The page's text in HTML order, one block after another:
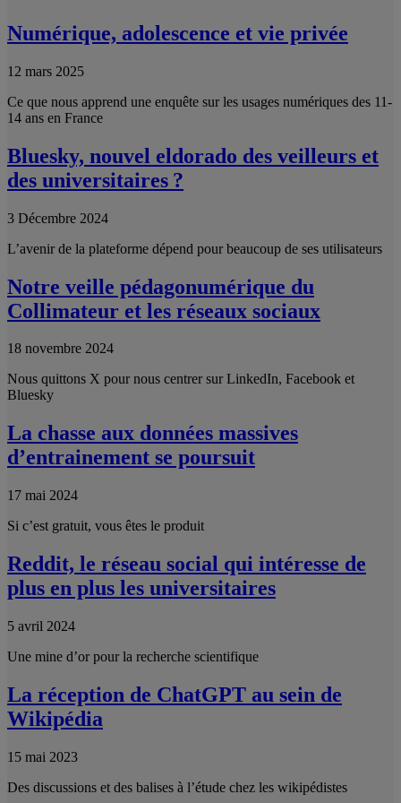
Numérique, adolescence et vie privée
12 mars 2025
Ce que nous apprend une enquête sur les usages numériques des 11-
14 ans en France
Bluesky, nouvel eldorado des veilleurs et
des universitaires ?
3 Décembre 2024
L’avenir de la plateforme dépend pour beaucoup de ses utilisateurs
Notre veille pédagonumérique du
Collimateur et les réseaux sociaux
18 novembre 2024
Nous quittons X pour nous centrer sur LinkedIn, Facebook et
Bluesky
La chasse aux données massives
d’entrainement se poursuit
17 mai 2024
Si c’est gratuit, vous êtes le produit
Reddit, le réseau social qui intéresse de
plus en plus les universitaires
5 avril 2024
Une mine d’or pour la recherche scientifique
La réception de ChatGPT au sein de
Wikipédia
15 mai 2023
Des discussions et des balises à l’étude chez les wikipédistes